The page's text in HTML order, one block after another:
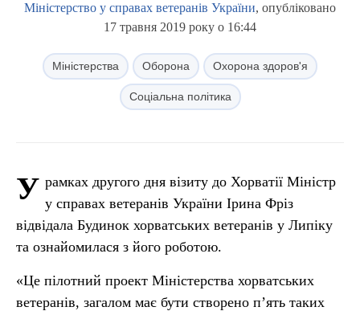
Міністерство у справах ветеранів України, опубліковано
17 травня 2019 року о 16:44
Міністерства Оборона Охорона здоров'я
Соціальна політика
У рамках другого дня візиту до Хорватії Міністр
у справах ветеранів України Ірина Фріз
відвідала Будинок хорватських ветеранів у Липіку
та ознайомилася з його роботою.
«Це пілотний проект Міністерства хорватських
ветеранів, загалом має бути створено п’ять таких